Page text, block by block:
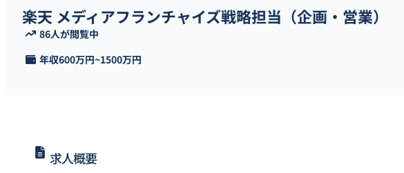
楽天 メディアフランチャイズ戦略担当（企画・営業）
86人が閲覧中
年収600万円~1500万円
求人概要